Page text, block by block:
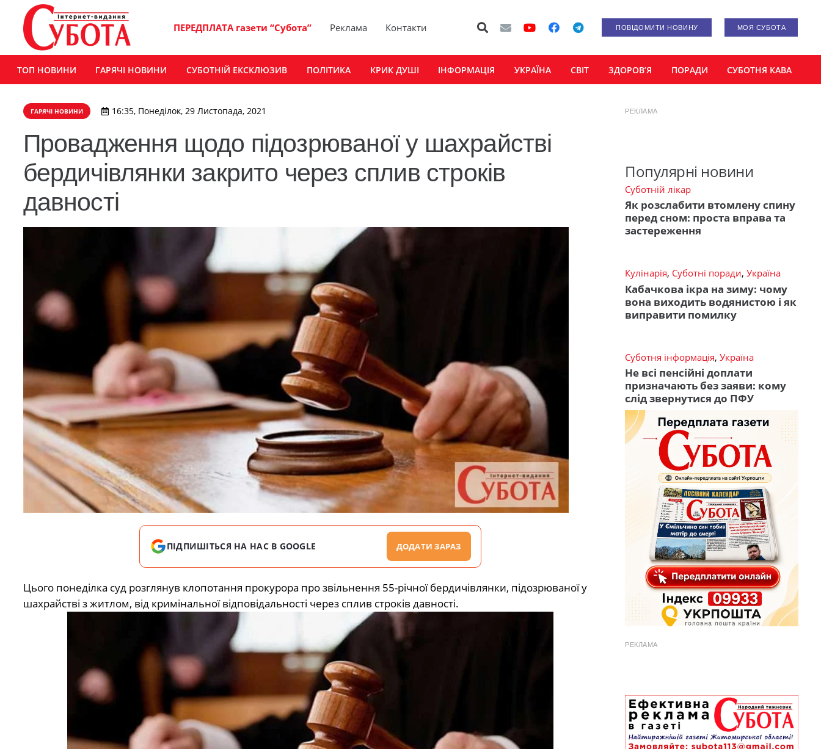
ПЕРЕДПЛАТА газети “Субота” Реклама Контакти ПОВІДОМИТИ НОВИНУ МОЯ СУБОТА
ТОП НОВИНИ ГАРЯЧІ НОВИНИ СУБОТНІЙ ЕКСКЛЮЗИВ ПОЛІТИКА КРИК ДУШІ ІНФОРМАЦІЯ УКРАЇНА СВІТ ЗДОРОВ’Я ПОРАДИ СУБОТНЯ КАВА
ГАРЯЧІ НОВИНИ 16:35, Понеділок, 29 Листопада, 2021
Провадження щодо підозрюваної у шахрайстві
бердичівлянки закрито через сплив строків
давності
ПІДПИШІТЬСЯ НА НАС В GOOGLE ДОДАТИ ЗАРАЗ
Цього понеділка суд розглянув клопотання прокурора про звільнення 55-річної бердичівлянки, підозрюваної у
шахрайстві з житлом, від кримінальної відповідальності через сплив строків давності.
РЕКЛАМА
Популярні новини
Суботній лікар
Як розслабити втомлену спину
перед сном: проста вправа та
застереження
Кулінарія, Суботні поради, Україна
Кабачкова ікра на зиму: чому
вона виходить водянистою і як
виправити помилку
Суботня інформація, Україна
Не всі пенсійні доплати
призначають без заяви: кому
слід звернутися до ПФУ
РЕКЛАМА